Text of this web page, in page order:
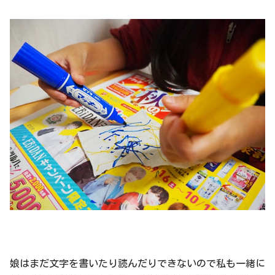
娘はまだ文字を書いたり読んだりできないので私も一緒に